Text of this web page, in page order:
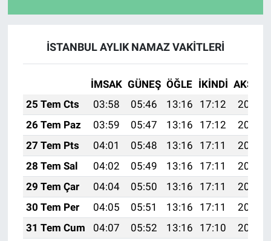
İSTANBUL AYLIK NAMAZ VAKITLERI
İMSAK GÜNEŞ ÖĞLE İKINDI AKŞAM
25 Tem Cts
03:58 05:46 13:16 17:12
20:35
26 Tem Paz
03:59 05:47 13:16 17:12
20:34
27 Tem Pts
04:01 05:48 13:16 17:11
20:33
28 Tem Sal
04:02 05:49 13:16 17:11
20:32
29 Tem Çar
04:04 05:50 13:16 17:11
20:31
30 Tem Per
04:05 05:51 13:16 17:11
20:30
31 Tem Cum
04:07 05:52 13:16 17:10
20:29